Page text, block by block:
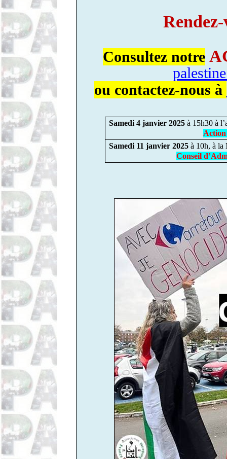
Consultez notre
ou contactez-nous à
Samedi 4 janvier 2025 à 15h30 à
Samedi 11 janvier 2025 à 10h, à
Conseil